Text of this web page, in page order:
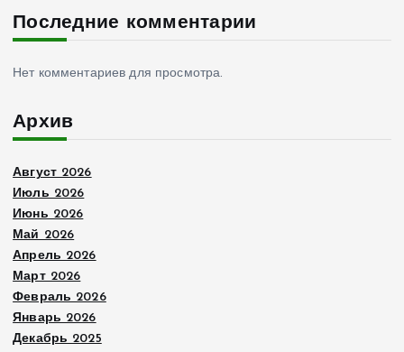
Последние комментарии
Нет комментариев для просмотра.
Архив
Август 2026
Июль 2026
Июнь 2026
Май 2026
Апрель 2026
Март 2026
Февраль 2026
Январь 2026
Декабрь 2025